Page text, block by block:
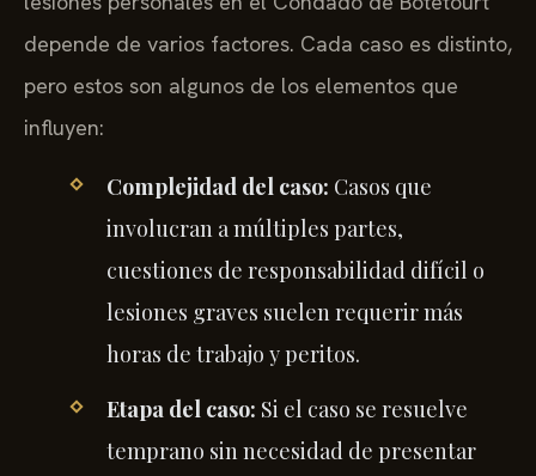
depende de varios factores. Cada caso es distinto,
pero estos son algunos de los elementos que
influyen:
Complejidad del caso: Casos que
involucran a múltiples partes,
cuestiones de responsabilidad difícil o
lesiones graves suelen requerir más
horas de trabajo y peritos.
Etapa del caso: Si el caso se resuelve
temprano sin necesidad de presentar